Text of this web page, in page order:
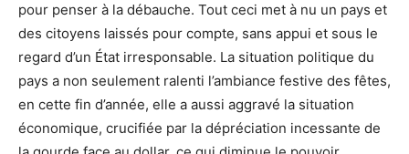
pour penser à la débauche. Tout ceci met à nu un pays et
des citoyens laissés pour compte, sans appui et sous le
regard d’un État irresponsable. La situation politique du
pays a non seulement ralenti l’ambiance festive des fêtes,
en cette fin d’année, elle a aussi aggravé la situation
économique, crucifiée par la dépréciation incessante de